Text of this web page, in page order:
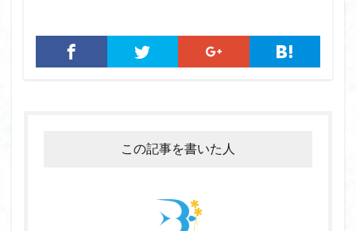
この記事を書いた人